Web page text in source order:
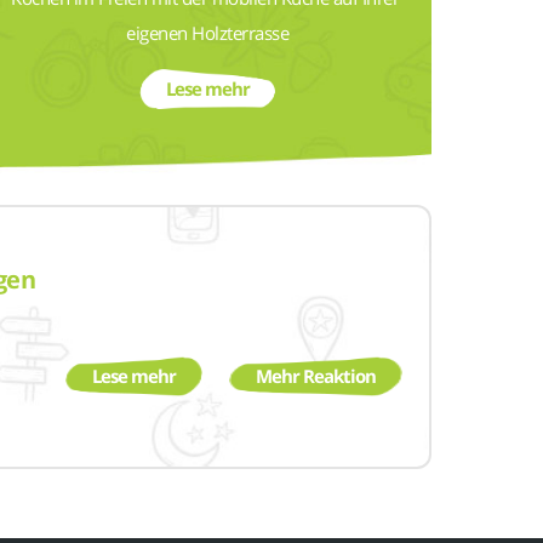
eigenen Holzterrasse
Lese mehr
Lese mehr Mehr Reaktion